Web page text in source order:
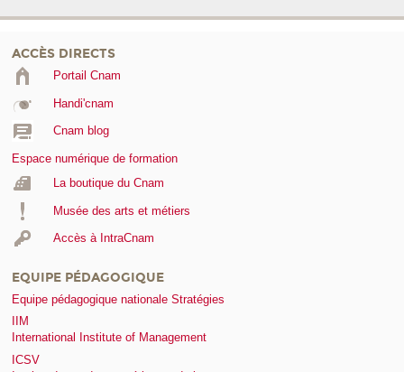
ACCÈS DIRECTS
Portail Cnam
Handi'cnam
Cnam blog
Espace numérique de formation
La boutique du Cnam
Musée des arts et métiers
Accès à IntraCnam
EQUIPE PÉDAGOGIQUE
Equipe pédagogique nationale Stratégies
IIM
International Institute of Management
ICSV